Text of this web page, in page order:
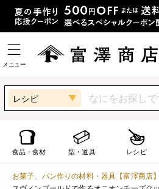
メニュー
レシピ
食品・食材 型・道具 レシピ
お菓子、パン作りの材料・器具【富澤商店】